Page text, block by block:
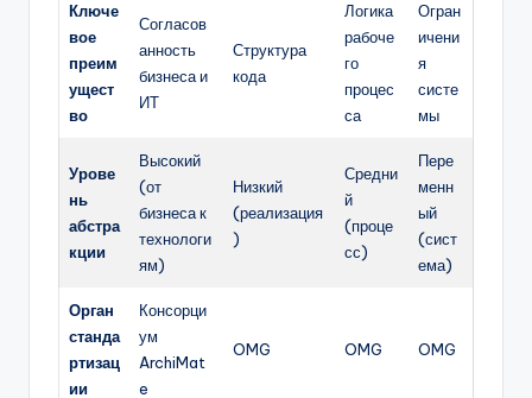
Ключе
вое
преим
ущест
во
Согласов
анность
бизнеса и
ИТ
Структура
кода
Логика
рабоче
го
процес
са
Огран
ичени
я
систе
мы
Урове
нь
абстра
кции
Высокий
(от
бизнеса к
технологи
ям)
Низкий
(реализация
)
Средни
й
(проце
сс)
Пере
менн
ый
(сист
ема)
Орган
станда
ртизац
ии
Консорци
ум
ArchiMat
e
OMG OMG OMG